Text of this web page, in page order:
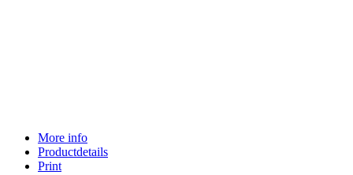
More info
Productdetails
Print